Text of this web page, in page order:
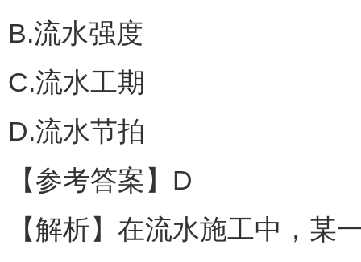
B.流水强度
C.流水工期
D.流水节拍
【参考答案】D
【解析】在流水施工中，某